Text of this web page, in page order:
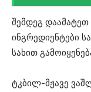
შემდეგ
ინგრედიენტები
სახით
ტკბილ-მჟავე